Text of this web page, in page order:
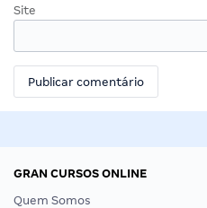
Site
GRAN CURSOS ONLINE
Quem Somos